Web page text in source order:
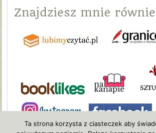
Znajdziesz mnie
Ta strona korzysta z ciasteczek aby